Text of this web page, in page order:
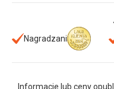
Nagradzani
Informacje lub ceny